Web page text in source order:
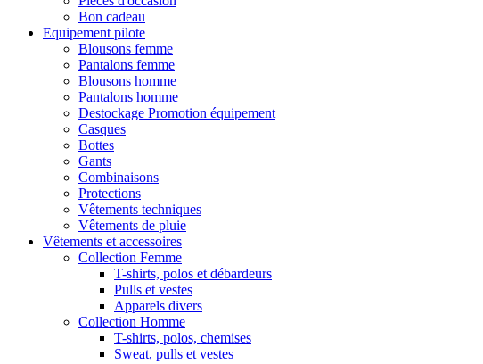
Bon cadeau
Equipement pilote
Blousons femme
Pantalons femme
Blousons homme
Pantalons homme
Destockage Promotion équipement
Casques
Bottes
Gants
Combinaisons
Protections
Vêtements techniques
Vêtements de pluie
Vêtements et accessoires
Collection Femme
T-shirts, polos et débardeurs
Pulls et vestes
Apparels divers
Collection Homme
T-shirts, polos, chemises
Sweat, pulls et vestes